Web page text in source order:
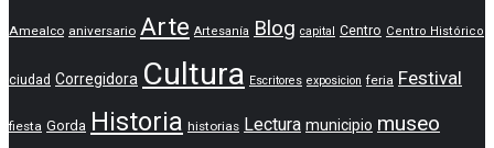
Amealco aniversario Arte Artesanía Blog capital Centro Centro Histórico
ciudad Corregidora Cultura Escritores exposicion feria Festival
fiesta Gorda Historia historias Lectura municipio museo